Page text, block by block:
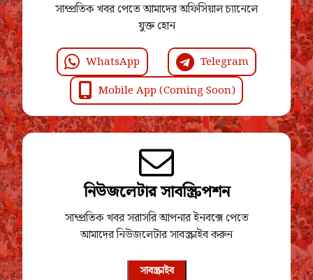
সাম্প্রতিক খবর পেতে আমাদের অফিসিয়াল চ্যানেলে
যুক্ত হোন
WhatsApp
Telegram
Mobile App (Coming Soon)
নিউজলেটার সাবস্ক্রিপশন
সাম্প্রতিক খবর সরাসরি আপনার ইনবক্সে পেতে
আমাদের নিউজলেটার সাবস্ক্রাইব করুন
সাবস্ক্রাইব